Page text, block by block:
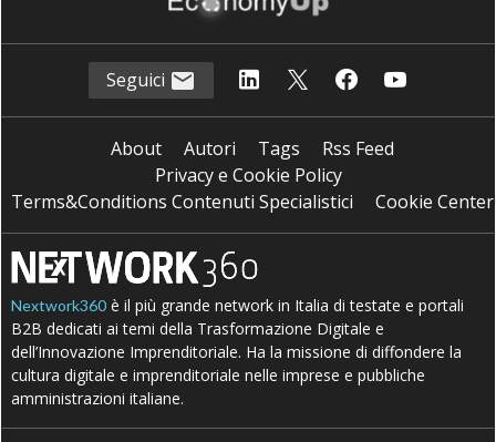
Seguici
About Autori Tags
Rss Feed
Privacy e Cookie Policy
Terms&Conditions Contenuti Specialistici
Cookie Center
Nextwork360 è il più grande network in Italia di testate e portali
B2B dedicati ai temi della Trasformazione Digitale e
dell’Innovazione Imprenditoriale. Ha la missione di diffondere la
cultura digitale e imprenditoriale nelle imprese e pubbliche
amministrazioni italiane.